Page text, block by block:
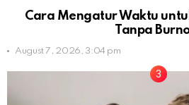
Cara Mengatur Waktu
Tanpa
August 7, 2026, 3:04 pm